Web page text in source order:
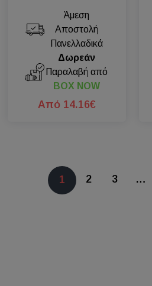
Άμεση
Αποστολή
Πανελλαδικά
Δωρεάν
Παραλαβή από
BOX NOW
Από 14.16€
1 2 3 …